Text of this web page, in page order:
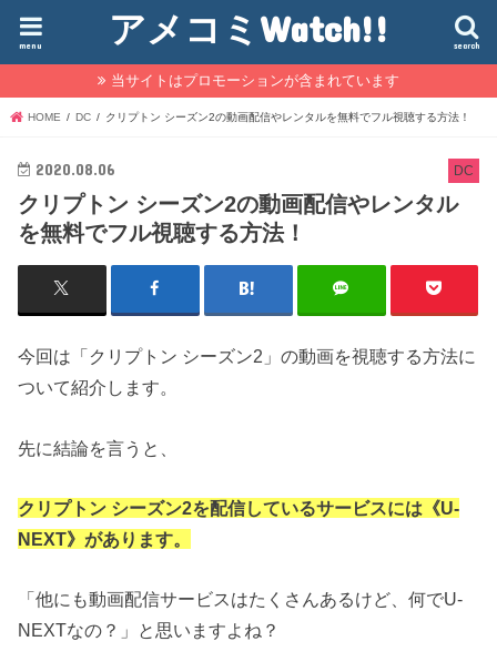
アメコミWatch!! search
menu
当サイトはプロモーションが含まれています
HOME DC クリプトン シーズン2の動画配信やレンタルを無料でフル視聴する方法！
DC
2020.08.06
クリプトン シーズン2の動画配信やレンタル
を無料でフル視聴する方法！
今回は「クリプトン シーズン2」の動画を視聴する方法に
ついて紹介します。
先に結論を言うと、
クリプトン シーズン2を配信しているサービスには《U-
NEXT》があります。
「他にも動画配信サービスはたくさんあるけど、何でU-
NEXTなの？」と思いますよね？